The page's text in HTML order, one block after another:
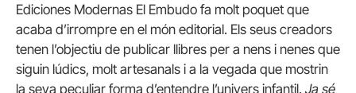
Ediciones Modernas El Embudo fa molt poquet que
acaba d’irrompre en el món editorial. Els seus creadors
tenen l’objectiu de publicar llibres per a nens i nenes que
siguin lúdics, molt artesanals i a la vegada que mostrin
la seva peculiar forma d’entendre l’univers infantil. Ja sé